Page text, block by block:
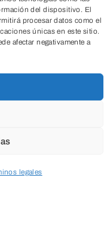
del dispositivo. El
procesar datos como el
únicas en este sitio.
afectar negativamente a
legales
Aula y te